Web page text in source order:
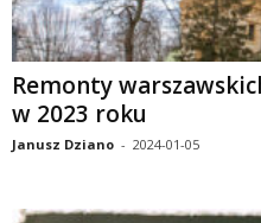
Remonty
w 2023 roku
Janusz Dziano - 2024-01-05